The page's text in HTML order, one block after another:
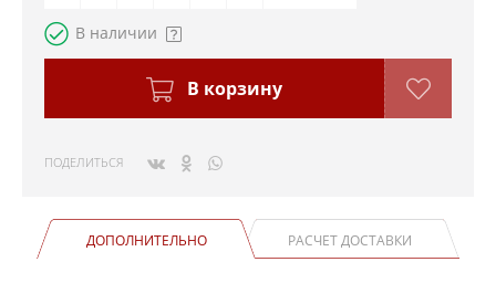
В наличии
В корзину
ПОДЕЛИТЬСЯ
ДОПОЛНИТЕЛЬНО РАСЧЕТ ДОСТАВКИ